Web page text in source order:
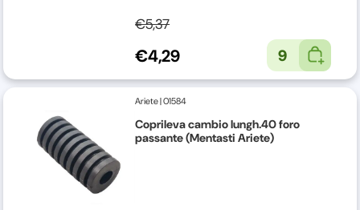
€5,37
€4,29 9
Ariete|01584
Coprileva cambio lungh.40 foro
passante (Mentasti Ariete)